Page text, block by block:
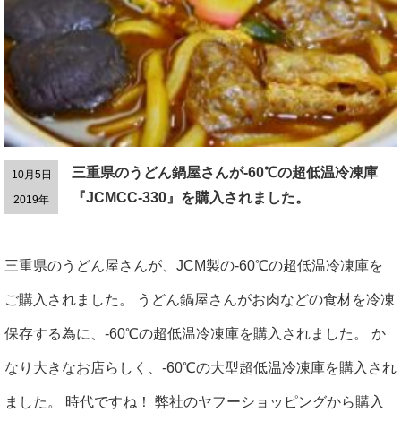
10月5日
2019年
三重県のうどん鍋屋さんが-60℃の超低温冷凍庫
『JCMCC-330』を購入されました。
三重県のうどん屋さんが、JCM製の-60℃の超低温冷凍庫を
ご購入されました。 うどん鍋屋さんがお肉などの食材を冷凍
保存する為に、-60℃の超低温冷凍庫を購入されました。 か
なり大きなお店らしく、-60℃の大型超低温冷凍庫を購入され
ました。 時代ですね！ 弊社のヤフーショッピングから購入